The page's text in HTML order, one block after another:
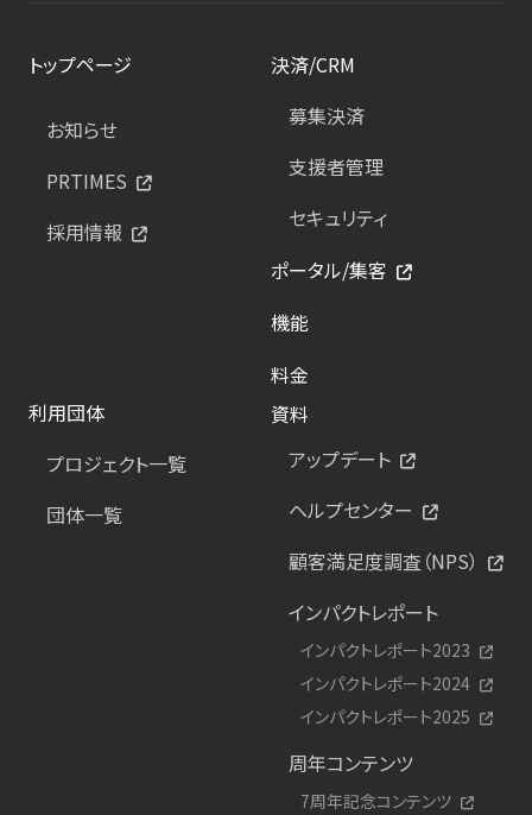
トップページ
お知らせ
PRTIMES
採用情報
決済/CRM
募集決済
支援者管理
セキュリティ
ポータル/集客
機能
料金
利用団体
プロジェクト一覧
団体一覧
資料
アップデート
ヘルプセンター
顧客満足度調査（NPS）
インパクトレポート
インパクトレポート2023
インパクトレポート2024
インパクトレポート2025
周年コンテンツ
7周年記念コンテンツ